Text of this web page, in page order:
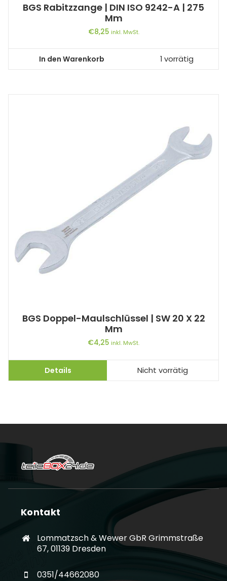
BGS Rabitzzange | DIN ISO 9242-A | 275
Mm
€8,25 inkl. MwSt.
In den Warenkorb 1 vorrätig
BGS Doppel-Maulschlüssel | SW 20 X 22
Mm
€4,25 inkl. MwSt.
Details Nicht vorrätig
Kontakt
Lommatzsch & Wewer GbR Grimmstraße
67, 01139 Dresden
0351/44662080